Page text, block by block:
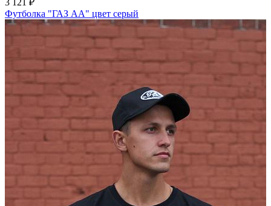
Футболка "ГАЗ АА" цвет серый